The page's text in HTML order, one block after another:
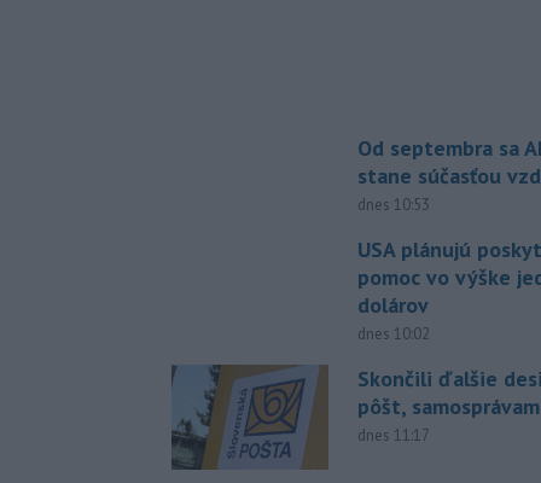
Od septembra sa
stane súčasťou
dnes 10:53
USA plánujú
pomoc vo výške
dolárov
dnes 10:02
Skončili ďalšie
pôšt,
dnes 11:17